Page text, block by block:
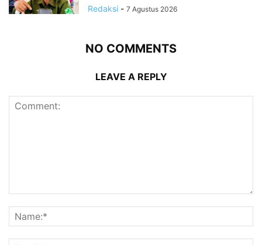
Redaksi - 7 Agustus 2026
NO COMMENTS
LEAVE A REPLY